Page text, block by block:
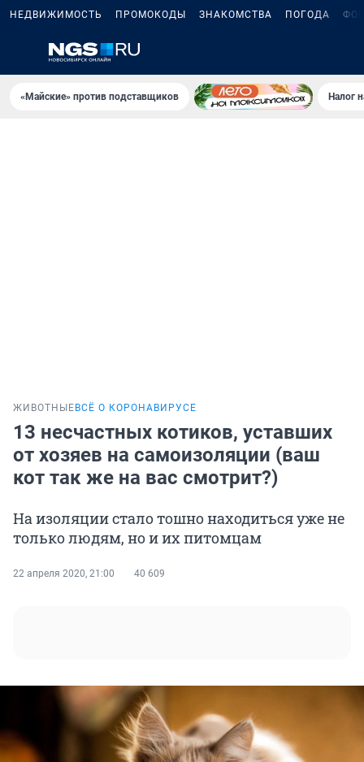
НЕДВИЖИМОСТЬ ПРОМОКОДЫ ЗНАКОМСТВА ПОГОДА
«Майские» против подставщиков Налог
ЖИВОТНЫЕ ВСЁ О КОРОНАВИРУСЕ
13 несчастных котиков, уставших
от хозяев на самоизоляции (ваш
кот так же на вас смотрит?)
На изоляции стало тошно находиться уже не
только людям, но и их питомцам
22 апреля 2020, 21:00 40 609